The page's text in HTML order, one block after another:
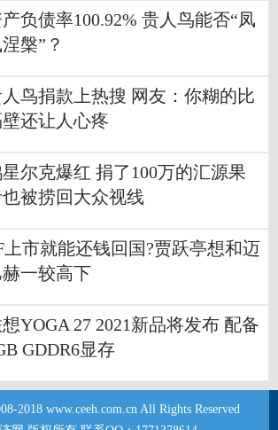
负债率100.92% 贵人鸟能否“凤
槃”？
鸟捐款上热搜 网友：你糊的比
壁还让人心疼
尔克爆红 捐了100万的汇源果
被捞回大众视线
上市就能还钱回国?贾跃亭想和迈
赫一较高下
YOGA 27 2021新品将发布 配备
GDDR6显存
2018 www.ceeh.com.cn All Rights Reserved